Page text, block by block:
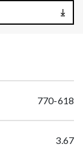
770-618
3.67